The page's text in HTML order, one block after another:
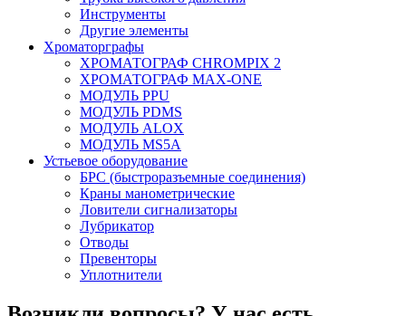
Инструменты
Другие элементы
Хроматорграфы
ХРОМАТОГРАФ CHROMPIX 2
ХРОМАТОГРАФ MAX-ONE
МОДУЛЬ PPU
МОДУЛЬ PDMS
МОДУЛЬ ALOX
МОДУЛЬ MS5A
Устьевое оборудование
БРС (быстроразъемные соединения)
Краны манометрические
Ловители сигнализаторы
Лубрикатор
Отводы
Превенторы
Уплотнители